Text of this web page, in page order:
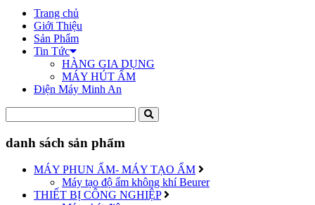
Trang chủ
Giới Thiệu
Sản Phẩm
Tin Tức
HÀNG GIA DỤNG
MÁY HÚT ẨM
Điện Máy Minh An
danh sách sản phẩm
MÁY PHUN ẨM- MÁY TẠO ẨM
Máy tạo độ ẩm không khí Beurer
THIẾT BỊ CÔNG NGHIỆP